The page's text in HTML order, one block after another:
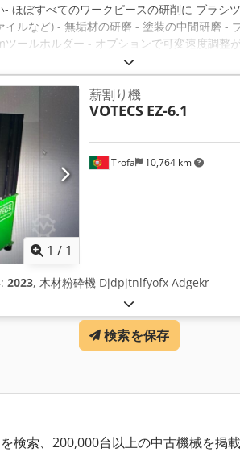
- ほぼすべてのワークピースの研削に ブラシ
ルなど) - 無垢材の研磨 - 塗装の中間研磨 -
ールホルダー - オプションで可変速度調整
速度: 1000/1500 または 1500/3000 rpm。 シ
品番1090-900000 含む： 1個無段変速
1090-990107号 保管場所 97447 ゲロルツ
1 / 1
Trofa 10,764 km
薪割り機
VOTECS EZ-6.1
2023, 木材粉砕機 Djdpjtnlfyofx Adgekr
検索を保存
検索、200,000台以上の中古機械を掲載